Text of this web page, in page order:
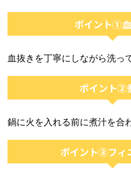
ポイント①
血抜きを丁寧にしながら洗っ
ポイント②
鍋に火を入れる前に煮汁を合
ポイント③フィ